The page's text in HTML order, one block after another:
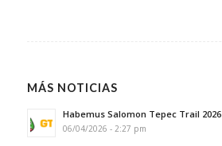
MÁS NOTICIAS
Habemus Salomon Tepec Trail 2026
06/04/2026 - 2:27 pm